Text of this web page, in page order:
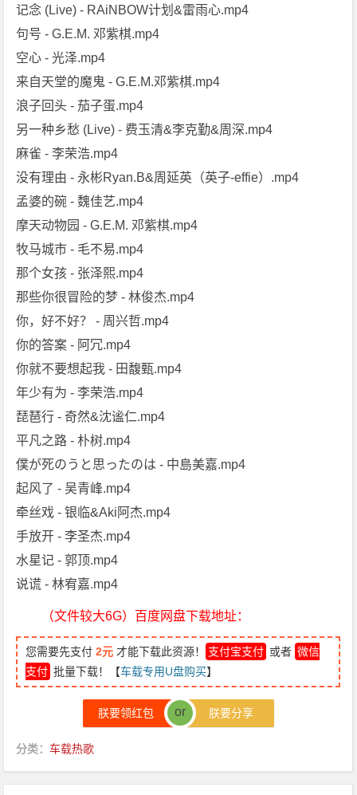
记念 (Live) - RAiNBOW计划&雷雨心.mp4
句号 - G.E.M. 邓紫棋.mp4
空心 - 光泽.mp4
来自天堂的魔鬼 - G.E.M.邓紫棋.mp4
浪子回头 - 茄子蛋.mp4
另一种乡愁 (Live) - 费玉清&李克勤&周深.mp4
麻雀 - 李荣浩.mp4
没有理由 - 永彬Ryan.B&周延英（英子-effie）.mp4
孟婆的碗 - 魏佳艺.mp4
摩天动物园 - G.E.M. 邓紫棋.mp4
牧马城市 - 毛不易.mp4
那个女孩 - 张泽熙.mp4
那些你很冒险的梦 - 林俊杰.mp4
你，好不好？ - 周兴哲.mp4
你的答案 - 阿冗.mp4
你就不要想起我 - 田馥甄.mp4
年少有为 - 李荣浩.mp4
琵琶行 - 奇然&沈谧仁.mp4
平凡之路 - 朴树.mp4
僕が死のうと思ったのは - 中島美嘉.mp4
起风了 - 吴青峰.mp4
牵丝戏 - 银临&Aki阿杰.mp4
手放开 - 李圣杰.mp4
水星记 - 郭顶.mp4
说谎 - 林宥嘉.mp4
（文件较大6G）百度网盘下载地址：
您需要先支付2元 才能下载此资源！ 支付宝支付 或者 微信
支付 批量下载！【车载专用U盘购买】
朕要领红包 or 朕要分享
分类：车载热歌